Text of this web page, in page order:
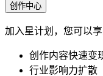
创作中心
加入星计划，您可以享
创作内容快速变
行业影响力扩散